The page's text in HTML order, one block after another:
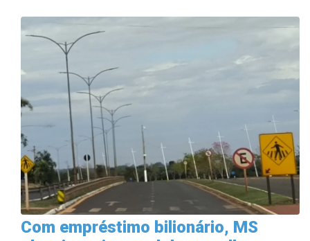
Com empréstimo bilionário, MS